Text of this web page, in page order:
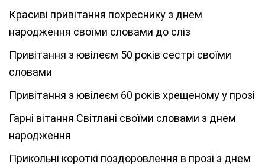
Красиві привітання похреснику з днем
народження своїми словами до сліз
Привітання з ювілеєм 50 років сестрі своїми
словами
Привітання з ювілеєм 60 років хрещеному у прозі
Гарні вітання Світлані своїми словами з днем
народження
Прикольні короткі поздоровлення в прозі з днем